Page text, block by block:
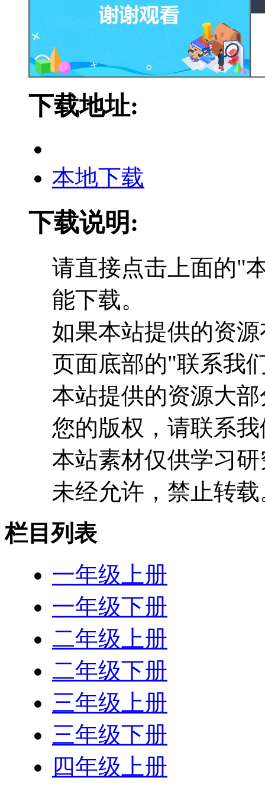
下载地址:
本地下载
下载说明:
请直接点击上面的"
能下载。
如果本站提供的资
页面底部的"联系我
本站提供的资源大
您的版权，请联系
本站素材仅供学习
未经允许，禁止转载
栏目列表
一年级上册
一年级下册
二年级上册
二年级下册
三年级上册
三年级下册
四年级上册